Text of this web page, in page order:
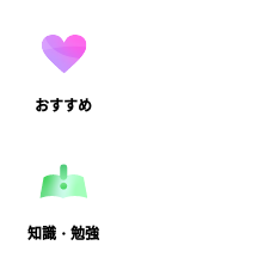
おすすめ
知識・勉強